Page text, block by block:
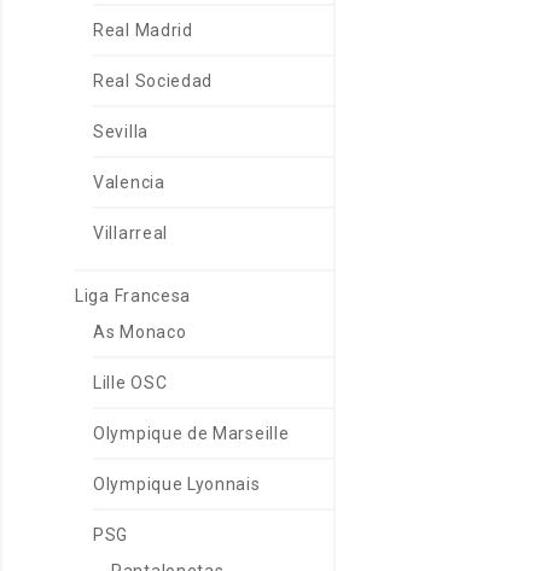
Real Madrid
Real Sociedad
Sevilla
Valencia
Villarreal
Liga Francesa
As Monaco
Lille OSC
Olympique de Marseille
Olympique Lyonnais
PSG